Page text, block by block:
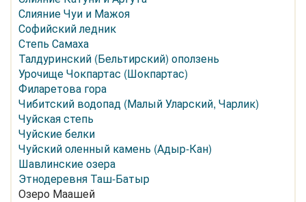
Слияние Чуи и Мажоя
Софийский ледник
Степь Самаха
Талдуринский (Бельтирский) оползень
Урочище Чокпартас (Шокпартас)
Филаретова гора
Чибитский водопад (Малый Уларский, Чарлик)
Чуйская степь
Чуйские белки
Чуйский оленный камень (Адыр-Кан)
Шавлинские озера
Этнодеревня Таш-Батыр
Озеро Маашей